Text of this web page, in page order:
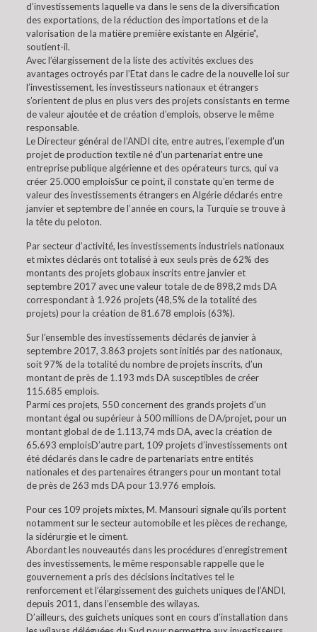
d’investissements laquelle va dans le sens de la diversification
des exportations, de la réduction des importations et de la
valorisation de la matière première existante en Algérie”,
soutient-il.
Avec l’élargissement de la liste des activités exclues des
avantages octroyés par l’Etat dans le cadre de la nouvelle loi sur
l’investissement, les investisseurs nationaux et étrangers
s’orientent de plus en plus vers des projets consistants en terme
de valeur ajoutée et de création d’emplois, observe le même
responsable.
Le Directeur général de l’ANDI cite, entre autres, l’exemple d’un
projet de production textile né d’un partenariat entre une
entreprise publique algérienne et des opérateurs turcs, qui va
créer 25.000 emploisSur ce point, il constate qu’en terme de
valeur des investissements étrangers en Algérie déclarés entre
janvier et septembre de l’année en cours, la Turquie se trouve à
la tête du peloton.
Par secteur d’activité, les investissements industriels nationaux
et mixtes déclarés ont totalisé à eux seuls près de 62% des
montants des projets globaux inscrits entre janvier et
septembre 2017 avec une valeur totale de de 898,2 mds DA
correspondant à 1.926 projets (48,5% de la totalité des
projets) pour la création de 81.678 emplois (63%).
Sur l’ensemble des investissements déclarés de janvier à
septembre 2017, 3.863 projets sont initiés par des nationaux,
soit 97% de la totalité du nombre de projets inscrits, d’un
montant de près de 1.193 mds DA susceptibles de créer
115.685 emplois.
Parmi ces projets, 550 concernent des grands projets d’un
montant égal ou supérieur à 500 millions de DA/projet, pour un
montant global de de 1.113,74 mds DA, avec la création de
65.693 emploisD’autre part, 109 projets d’investissements ont
été déclarés dans le cadre de partenariats entre entités
nationales et des partenaires étrangers pour un montant total
de près de 263 mds DA pour 13.976 emplois.
Pour ces 109 projets mixtes, M. Mansouri signale qu’ils portent
notamment sur le secteur automobile et les pièces de rechange,
la sidérurgie et le ciment.
Abordant les nouveautés dans les procédures d’enregistrement
des investissements, le même responsable rappelle que le
gouvernement a pris des décisions incitatives tel le
renforcement et l’élargissement des guichets uniques de l’ANDI,
depuis 2011, dans l’ensemble des wilayas.
D’ailleurs, des guichets uniques sont en cours d’installation dans